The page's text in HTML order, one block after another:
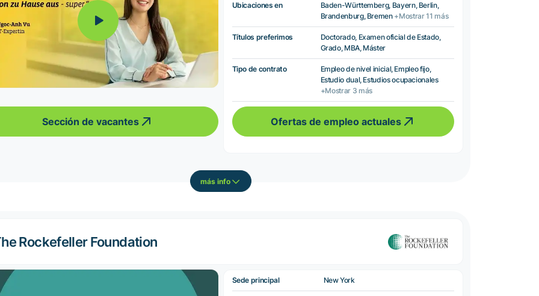
Sección de vacantes
Ubicaciones en
Baden-Württemberg, Bayern, Berlin,
Brandenburg, Bremen +Mostrar 11 más
Títulos preferimos
Doctorado, Examen oficial de Estado,
Grado, MBA, Máster
Tipo de contrato
Empleo de nivel inicial, Empleo fijo,
Estudio dual, Estudios ocupacionales
+Mostrar 3 más
Ofertas de empleo actuales
más info
Rockefeller Foundation
Sede principal New York